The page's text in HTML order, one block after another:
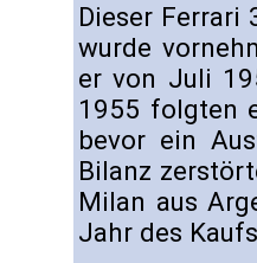
Dieser
wurde
er von Juli
1955 folgten
bevor ein
Bilanz
Milan aus
Jahr des